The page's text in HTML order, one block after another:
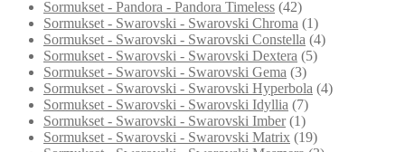
Sormukset - Pandora - Pandora Timeless (42)
Sormukset - Swarovski - Swarovski Chroma (1)
Sormukset - Swarovski - Swarovski Constella (4)
Sormukset - Swarovski - Swarovski Dextera (5)
Sormukset - Swarovski - Swarovski Gema (3)
Sormukset - Swarovski - Swarovski Hyperbola (4)
Sormukset - Swarovski - Swarovski Idyllia (7)
Sormukset - Swarovski - Swarovski Imber (1)
Sormukset - Swarovski - Swarovski Matrix (19)